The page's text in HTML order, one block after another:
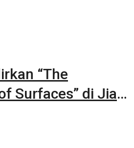
“The
Surfaces” di Jia